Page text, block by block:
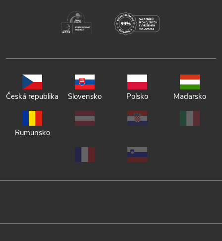
Česká republika Slovensko Poľsko Maďarsko
Rumunsko